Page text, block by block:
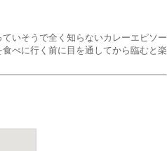
いそうで全く知らないカレーエピソー
べに行く前に目を通してから臨むと楽